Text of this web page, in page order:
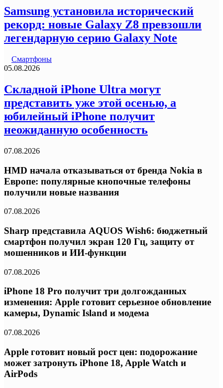
Samsung установила исторический
рекорд: новые Galaxy Z8 превзошли
легендарную серию Galaxy Note
Смартфоны
05.08.2026
Складной iPhone Ultra могут
представить уже этой осенью, а
юбилейный iPhone получит
неожиданную особенность
07.08.2026
HMD начала отказываться от бренда Nokia в
Европе: популярные кнопочные телефоны
получили новые названия
07.08.2026
Sharp представила AQUOS Wish6: бюджетный
смартфон получил экран 120 Гц, защиту от
мошенников и ИИ-функции
07.08.2026
iPhone 18 Pro получит три долгожданных
изменения: Apple готовит серьезное обновление
камеры, Dynamic Island и модема
07.08.2026
Apple готовит новый рост цен: подорожание
может затронуть iPhone 18, Apple Watch и
AirPods